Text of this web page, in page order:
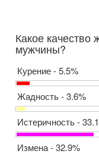
Какое
мужчины?
Курение - 5.5%
Жадность - 3.6%
Истеричность -
Измена - 32.9%